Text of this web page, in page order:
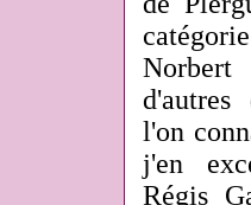
Norbert
l'on
j'en
Régis